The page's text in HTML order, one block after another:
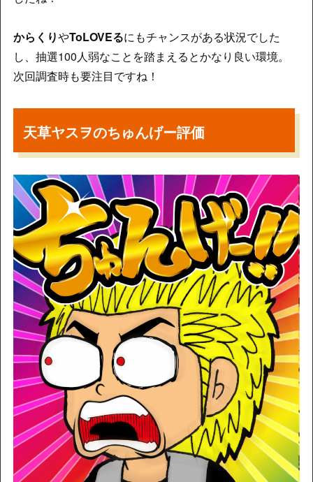
からくりやToLOVEるにもチャンスがある状況でした
し、抽選100人弱なことを踏まえるとかなり良い環境。
次回調査時も要注目ですね！
天草ヤスヲのちゅんげー評価